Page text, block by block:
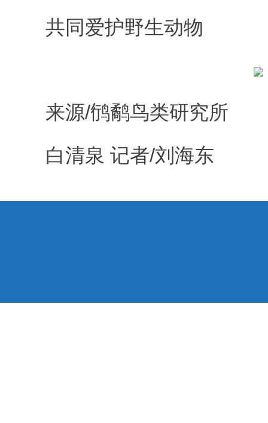
共同爱护野生动物
来源/鸻鹬鸟类研究所
白清泉 记者/刘海东